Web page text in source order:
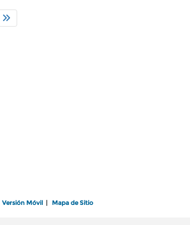
Versión Móvil Mapa de Sitio